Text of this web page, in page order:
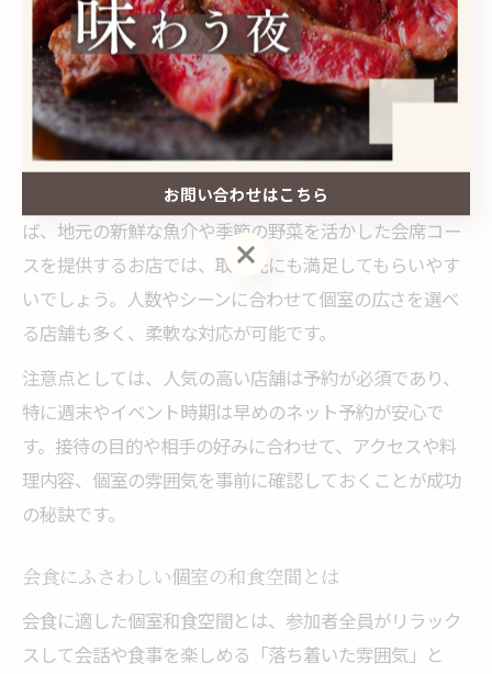
えた店舗が多く、落ち着いた空間で大切な商談や会話を
安心して行える環境が整っています。特に、周囲の雑音
が気にならない静かな個室や、和の趣を感じられるしつ
らえが接待の成功を左右します。
さらに、おもてなしの心を感じさせる丁寧な接客や、旬
の食材を使った日本料理も高評価のポイントです。例え
ば、地元の新鮮な魚介や季節の野菜を活かした会席コー
スを提供するお店では、取引先にも満足してもらいやす
いでしょう。人数やシーンに合わせて個室の広さを選べ
る店舗も多く、柔軟な対応が可能です。
注意点としては、人気の高い店舗は予約が必須であり、
特に週末やイベント時期は早めのネット予約が安心で
す。接待の目的や相手の好みに合わせて、アクセスや料
理内容、個室の雰囲気を事前に確認しておくことが成功
の秘訣です。
会食にふさわしい個室の和食空間とは
会食に適した個室和食空間とは、参加者全員がリラック
スして会話や食事を楽しめる「落ち着いた雰囲気」と
お問い合わせはこちら
お問い合わせはこちら